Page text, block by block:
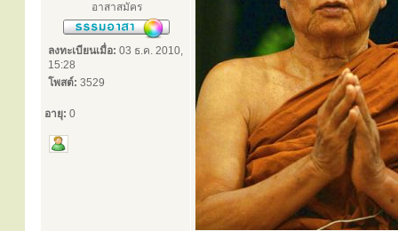
อาสาสมัคร
ลงทะเบียนเมื่อ: 03 ธ.ค. 2010,
15:28
โพสต์: 3529
อายุ: 0